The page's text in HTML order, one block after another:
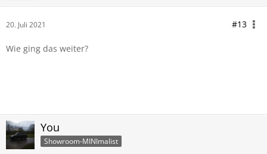
20. Juli 2021 #13
Wie ging das weiter?
You
Showroom-MINImalist